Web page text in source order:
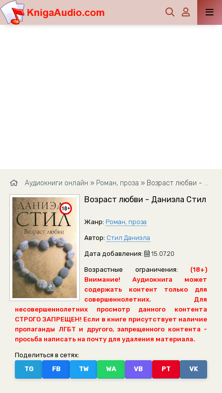
Аудиокниги онлайн » Роман, проза » Возраст любви - Даниэла Стил
Возраст любви - Даниэла Стил
Жанр: Роман, проза
Автор: Стил Даниэла
Дата добавления: 15.07.20
Возрастные ограничения:
(18+)
Внимание! Аудиокнига может
содержать контент только для
совершеннолетних. Для
несовершеннолетних просмотр данного контента
СТРОГО ЗАПРЕЩЕН! Если в книге присутствует наличие
пропаганды ЛГБТ и другого, запрещенного контента -
просьба написать на почту для удаления материала.
Поделиться в сетях:
TG
FB TW WA VB PT VK